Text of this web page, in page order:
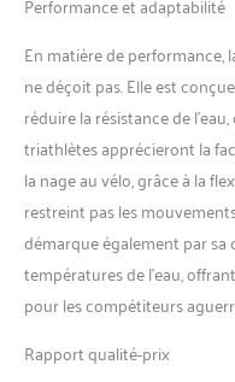
En matière de performance,
ne déçoit pas. Elle est
réduire la résistance de
triathlètes apprécieront la
la nage au vélo, grâce à la
restreint pas les
démarque également par sa
températures de l’eau,
pour les compétiteurs
Rapport qualité-prix